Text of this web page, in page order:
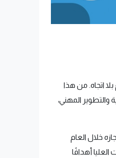
اتجاه. من هذا
المهني،
خلال العام
أهدافًا